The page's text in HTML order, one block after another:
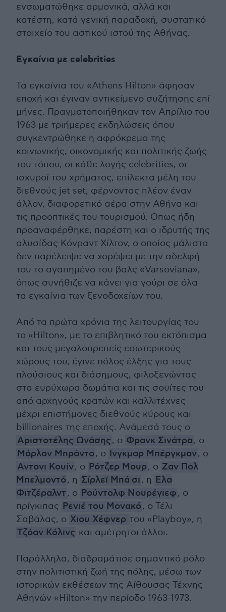
ενσωματώθηκε αρμονικά, αλλά και
κατέστη, κατά γενική παραδοχή, συστατικό
στοιχείο του αστικού ιστού της Αθήνας.
Εγκαίνια με celebrities
Τα εγκαίνια του «Athens Hilton» άφησαν
εποχή και έγιναν αντικείμενο συζήτησης επί
μήνες. Πραγματοποιήθηκαν τον Απρίλιο του
1963 με τριήμερες εκδηλώσεις όπου
συγκεντρώθηκε η αφρόκρεμα της
κοινωνικής, οικονομικής και πολιτικής ζωής
του τόπου, οι κάθε λογής celebrities, οι
ισχυροί του χρήματος, επίλεκτα μέλη του
διεθνούς jet set, φέρνοντας πλέον έναν
άλλον, διαφορετικό αέρα στην Αθήνα και
τις προοπτικές του τουρισμού. Οπως ήδη
προαναφέρθηκε, παρέστη και ο ιδρυτής της
αλυσίδας Κόνραντ Χίλτον, ο οποίος μάλιστα
δεν παρέλειψε να χορέψει με την αδελφή
του το αγαπημένο του βαλς «Varsoviana»,
όπως συνήθιζε να κάνει για γούρι σε όλα
τα εγκαίνια των ξενοδοχείων του.
Από τα πρώτα χρόνια της λειτουργίας του
το «Hilton», με το επιβλητικό του εκτόπισμα
και τους μεγαλοπρεπείς εσωτερικούς
χώρους του, έγινε πόλος έλξης για τους
πλούσιους και διάσημους, φιλοξενώντας
στα ευρύχωρα δωμάτια και τις σουίτες του
από αρχηγούς κρατών και καλλιτέχνες
μέχρι επιστήμονες διεθνούς κύρους και
billionaires της εποχής. Ανάμεσά τους ο
Αριστοτέλης Ωνάσης, ο Φρανκ Σινάτρα, ο
Μάρλον Μπράντο, ο Ινγκμαρ Μπέργκμαν, ο
Αντονι Κουίν, ο Ρότζερ Μουρ, ο Ζαν Πολ
Μπελμοντό, η Σίρλεϊ Μπά σι, η Ελα
Φιτζέραλντ, ο Ρούντολφ Νουρέγιεφ, ο
πρίγκιπας Ρενιέ του Μονακό, ο Τέλι
Σαβάλας, ο Χιου Χέφνερ του «Playboy», η
Τζόαν Κόλινς και αμέτρητοι άλλοι.
Παράλληλα, διαδραμάτισε σημαντικό ρόλο
στην πολιτιστική ζωή της πόλης, μέσω των
ιστορικών εκθέσεων της Αίθουσας Τέχνης
Αθηνών «Hilton» την περίοδο 1963-1973.